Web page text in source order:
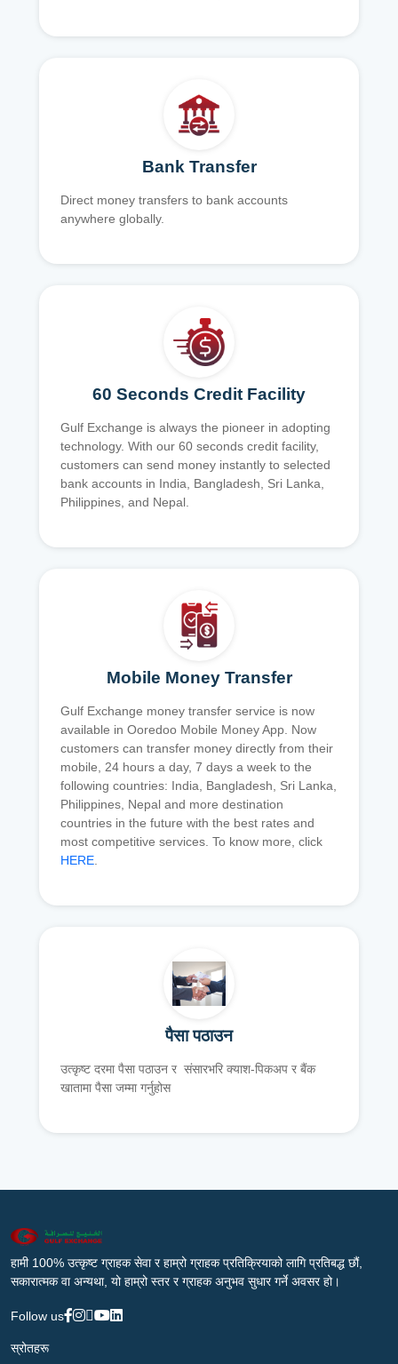
Bank Transfer
Direct money transfers to bank accounts
anywhere globally.
60 Seconds Credit Facility
Gulf Exchange is always the pioneer in adopting
technology. With our 60 seconds credit facility,
customers can send money instantly to selected
bank accounts in India, Bangladesh, Sri Lanka,
Philippines, and Nepal.
Mobile Money Transfer
Gulf Exchange money transfer service is now
available in Ooredoo Mobile Money App. Now
customers can transfer money directly from their
mobile, 24 hours a day, 7 days a week to the
following countries: India, Bangladesh, Sri Lanka,
Philippines, Nepal and more destination
countries in the future with the best rates and
most competitive services. To know more, click
HERE.
पैसा पठाउन
उत्कृष्ट दरमा पैसा पठाउन र संसारभरि क्याश-पिकअप र बैंक
खातामा पैसा जम्मा गर्नुहोस
हामी 100% उत्कृष्ट ग्राहक सेवा र हाम्रो ग्राहक प्रतिक्रियाको लागि प्रतिबद्ध छौं,
सकारात्मक वा अन्यथा, यो हाम्रो स्तर र ग्राहक अनुभव सुधार गर्ने अवसर हो।
Follow us
स्रोतहरू